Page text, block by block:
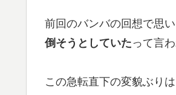
前回のバンバの回想で思
倒そうとしていたって言
この急転直下の変貌ぶり